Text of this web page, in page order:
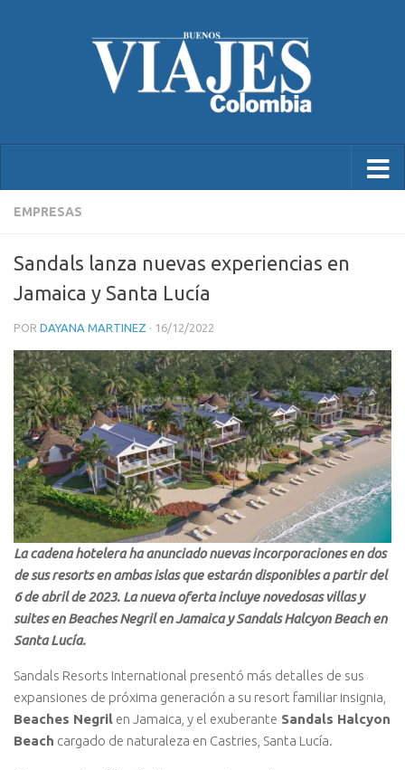
EMPRESAS
Sandals lanza nuevas experiencias en
Jamaica y Santa Lucía
POR DAYANA MARTINEZ · 16/12/2022
La cadena hotelera ha anunciado nuevas incorporaciones en dos
de sus resorts en ambas islas que estarán disponibles a partir del
6 de abril de 2023. La nueva oferta incluye novedosas villas y
suites en Beaches Negril en Jamaica y Sandals Halcyon Beach en
Santa Lucía.
Sandals Resorts International presentó más detalles de sus
expansiones de próxima generación a su resort familiar insignia,
Beaches Negril en Jamaica, y el exuberante Sandals Halcyon
Beach cargado de naturaleza en Castries, Santa Lucía.